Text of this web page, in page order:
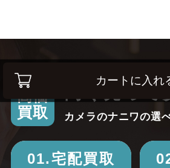
カートに入れ
高価
買取
高く売って
カメラのナニワの選
01.宅配買取